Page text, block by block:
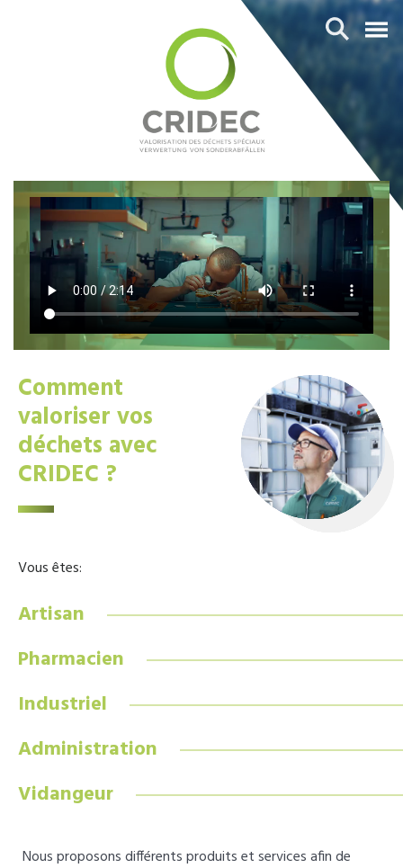
Comment
valoriser vos
déchets avec
CRIDEC ?
Vous êtes:
Artisan
Pharmacien
Industriel
Administration
Vidangeur
Nous proposons différents produits et services afin de